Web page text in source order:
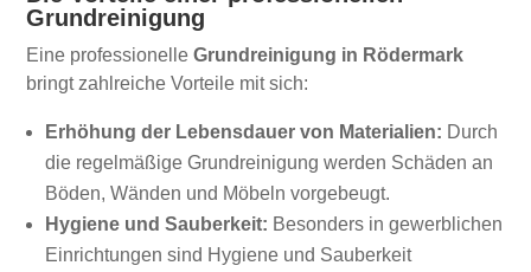
Grundreinigung
Eine professionelleGrundreinigung in Rödermark
bringt zahlreiche Vorteile mit sich:
Erhöhung der Lebensdauer von Materialien: Durch
die regelmäßige Grundreinigung werden Schäden an
Böden, Wänden und Möbeln vorgebeugt.
Hygiene und Sauberkeit: Besonders in gewerblichen
Einrichtungen sind Hygiene und Sauberkeit